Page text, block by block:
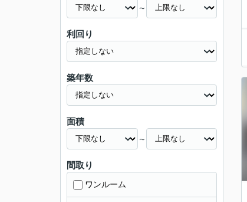
～
利回り
築年数
面積
～
間取り
ワンルーム